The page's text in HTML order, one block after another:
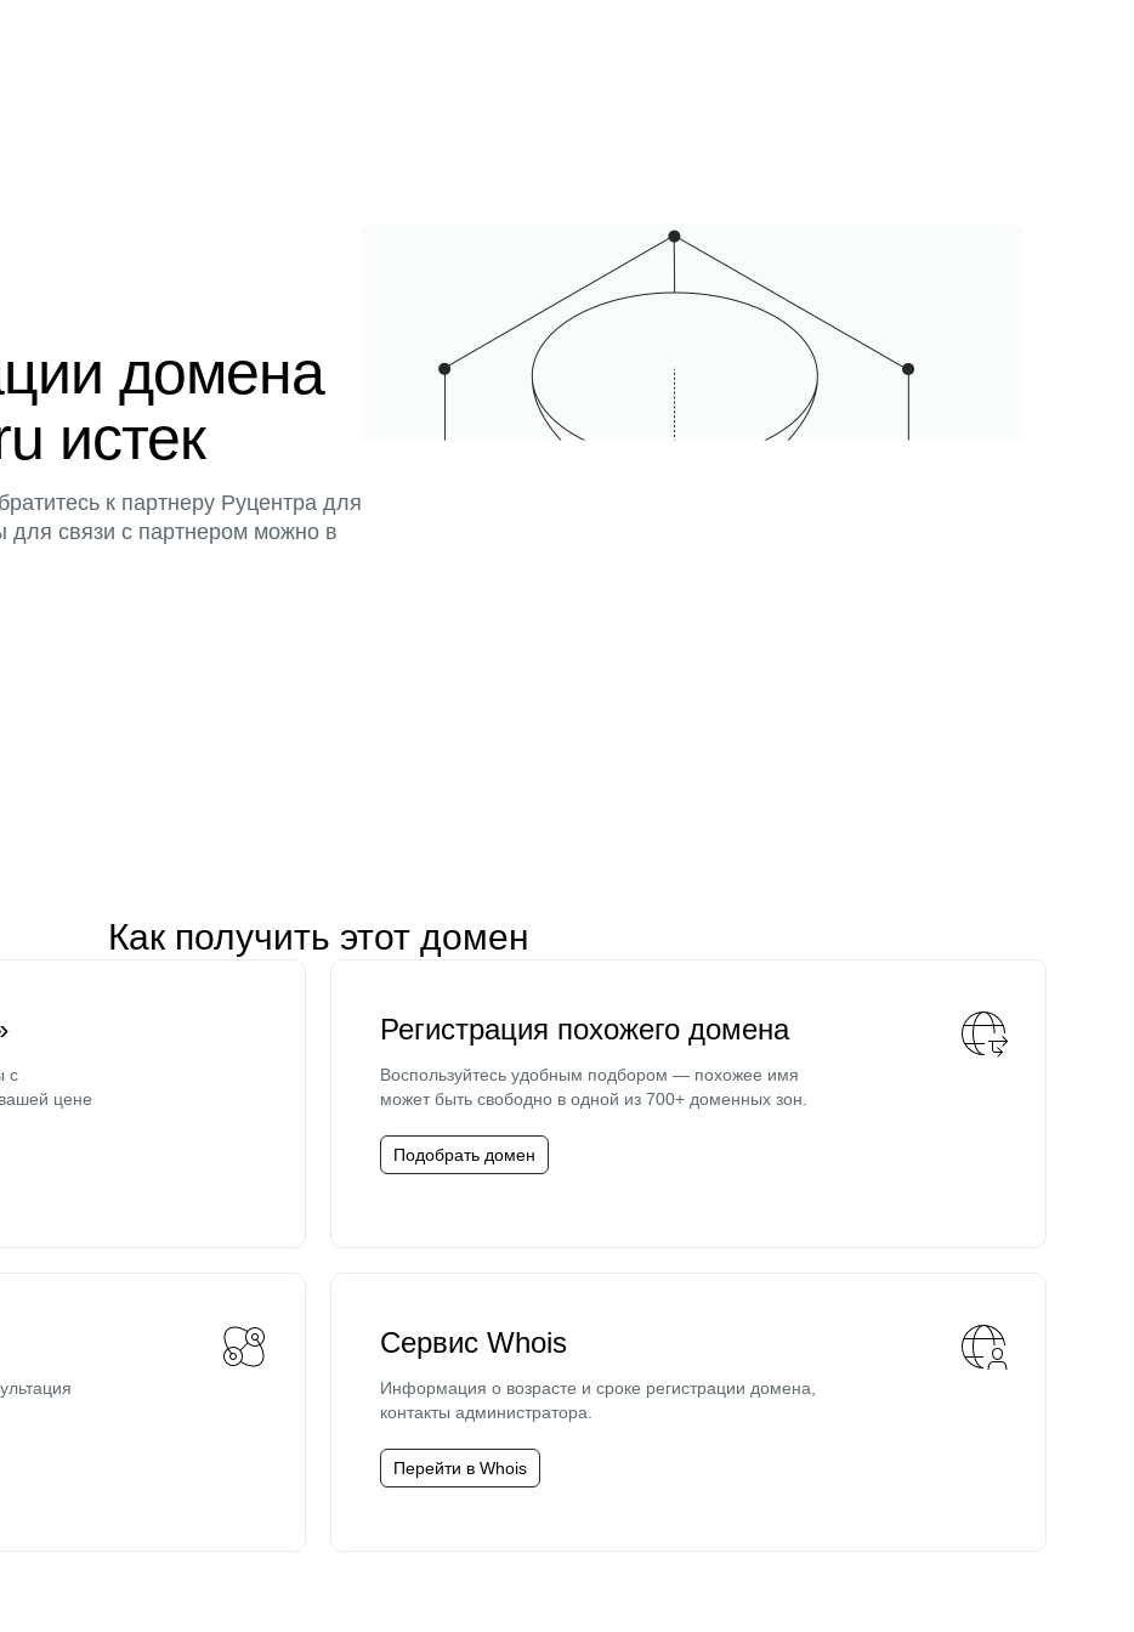
домена
истек
к партнеру Руцентра для
для связи с партнером можно в
Как получить этот домен
с
цене
Регистрация похожего домена
Воспользуйтесь удобным подбором — похожее имя
может быть свободно в одной из 700+ доменных зон.
Подобрать домен
Сервис Whois
Информация о возрасте и сроке регистрации домена,
контакты администратора.
Перейти в Whois